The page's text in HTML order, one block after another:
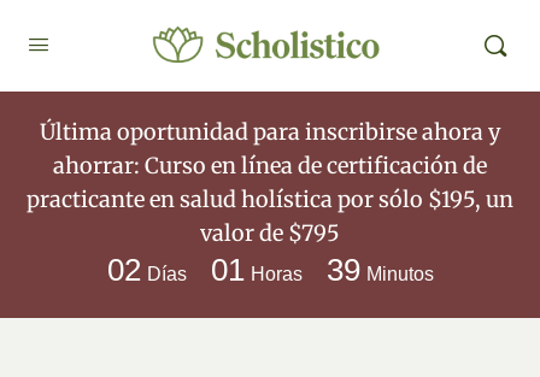
Última oportunidad para inscribirse ahora y
ahorrar: Curso en línea de certificación de
practicante en salud holística por sólo $195, un
valor de $795
02 Días 01 Horas 39 Minutos